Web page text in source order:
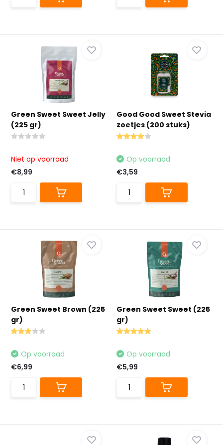
Green Sweet Sweet Jelly
(225 gr)
Niet op voorraad
€8,99
Good Good Sweet Stevia
zoetjes (200 stuks)
Op voorraad
€3,59
Green Sweet Brown (225
gr)
Op voorraad
€6,99
Green Sweet Sweet (225
gr)
Op voorraad
€5,99